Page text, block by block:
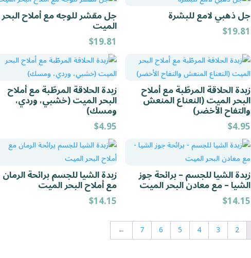
جل ذهبي لامع للبشرة
$19.81
جل مقشر للوجه مع أملاح البحر
الميت
$19.81
زبدة الحلاقة المرطّبة مع أملاح
البحر الميت (النعناع المنعش
والتفاح الأخضر)
$4.95
زبدة الحلاقة المرطّبة مع أملاح
البحر الميت (خشبي، وردي،
ومسك)
$4.95
زبدة الشيا للجسم – برائحة جوز
الشيا – مع معادن البحر الميت
$14.15
زبدة الشيا للجسم برائحة الرمان
مع أملاح البحر الميت
$14.15
2
3
4
5
6
7
←